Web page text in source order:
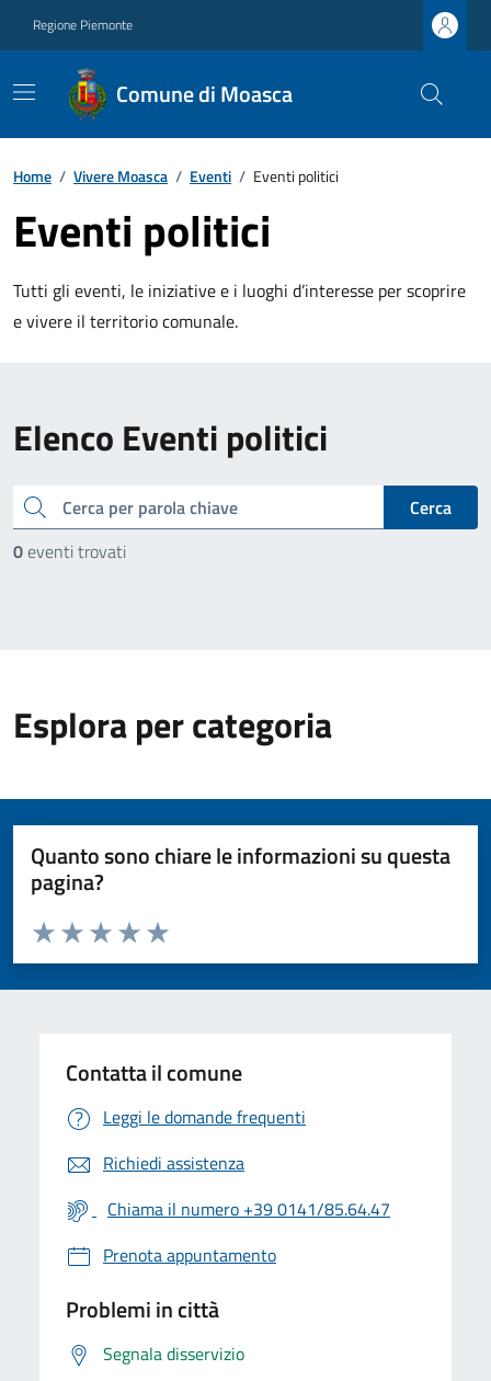
Regione Piemonte
Comune di Moasca
Home / Vivere Moasca / Eventi / Eventi politici
Eventi politici
Tutti gli eventi, le iniziative e i luoghi d’interesse per scoprire
e vivere il territorio comunale.
Elenco Eventi politici
cerca
Cerca
0eventi trovati
Esplora per categoria
Quanto sono chiare le informazioni su questa
pagina?
Valuta da 1 a 5 stelle la pagina
Valuta 5 stelle su 5
Valuta 4 stelle su 5
Valuta 3 stelle su 5
Valuta 2 stelle su 5
Valuta 1 stelle su 5
Contatta il comune
Leggi le domande frequenti
Richiedi assistenza
Chiama il numero +39 0141/85.64.47
Prenota appuntamento
Problemi in città
Segnala disservizio